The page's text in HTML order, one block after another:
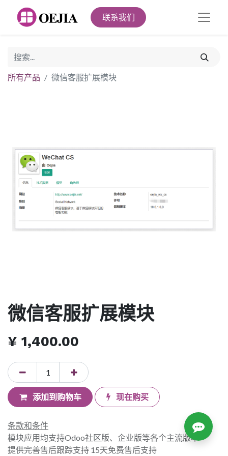
联系我们
所有产品 微信客服扩展模块
微信客服扩展模块
¥ 1,400.00
添加到购物车 现在购买
条款和条件
模块应用均支持Odoo社区版、企业版等各个主流版本
提供完善售后跟踪支持 15天免费售后支持